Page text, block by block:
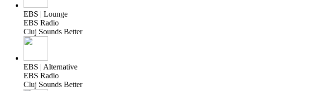
EBS | Lounge
EBS Radio
Cluj Sounds Better
EBS | Alternative
EBS Radio
Cluj Sounds Better